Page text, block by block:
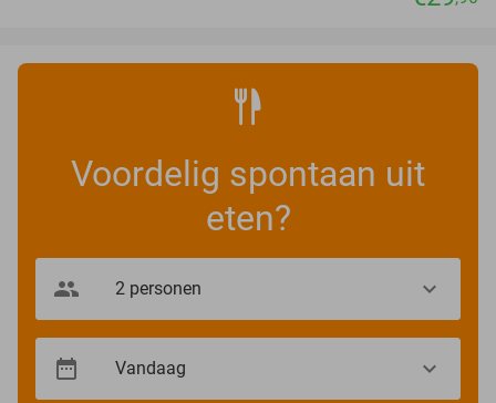
Voordelig spontaan uit
eten?